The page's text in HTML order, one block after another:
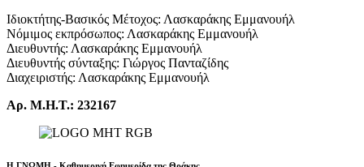
Ιδιοκτήτης-Βασικός Μέτοχος: Λασκαράκης Εμμανουήλ
Νόμιμος εκπρόσωπος: Λασκαράκης Εμμανουήλ
Διευθυντής: Λασκαράκης Εμμανουήλ
Διευθυντής σύνταξης: Γιώργος Πανταζίδης
Διαχειριστής: Λασκαράκης Εμμανουήλ
Αρ. Μ.Η.Τ.: 232167